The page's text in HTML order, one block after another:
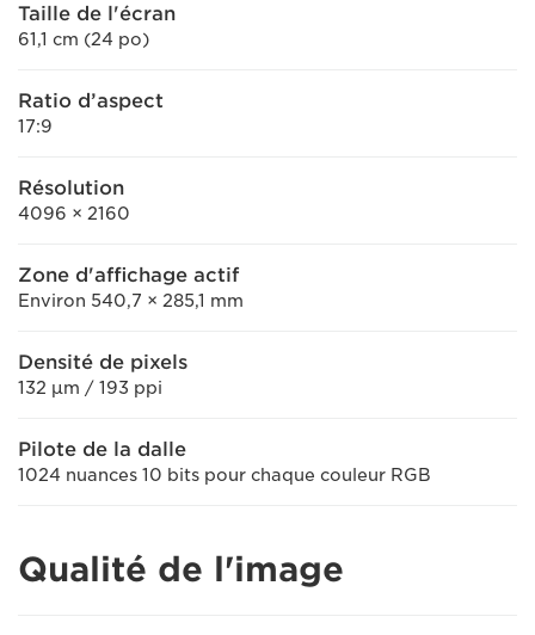
Taille de l'écran
61,1 cm (24 po)
Ratio d’aspect
17:9
Résolution
4096 × 2160
Zone d'affichage actif
Environ 540,7 × 285,1 mm
Densité de pixels
132 μm / 193 ppi
Pilote de la dalle
1024 nuances 10 bits pour chaque couleur RGB
Qualité de l'image